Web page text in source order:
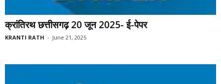
क्रांतिरथ छत्तीसगढ़ 20 जून 2025- ई-पेपर
KRANTI RATH - June 21, 2025